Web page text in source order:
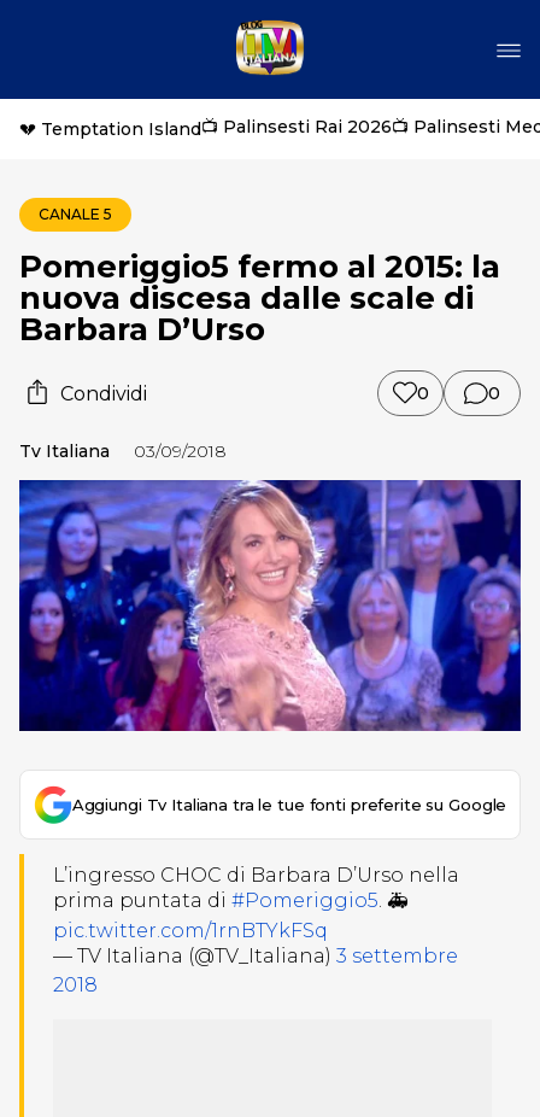
💔 Temptation Island📺 Palinsesti Rai 2026📺 Palinsesti
CANALE 5
Pomeriggio5 fermo al 2015: la
nuova discesa dalle scale di
Barbara D’Urso
Condividi 0 0
Tv Italiana 03/09/2018
Aggiungi Tv Italiana tra le tue fonti preferite su Google
L’ingresso CHOC di Barbara D’Urso nella
prima puntata di #Pomeriggio5. 🚑
pic.twitter.com/1rnBTYkFSq
— TV Italiana (@TV_Italiana) 3 settembre
2018